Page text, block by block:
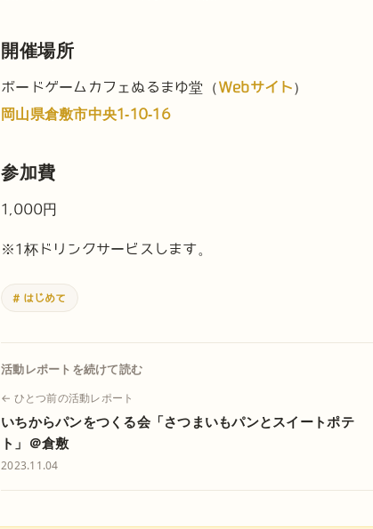
開催場所
ボードゲームカフェぬるまゆ堂（Webサイト）
岡山県倉敷市中央1-10-16
参加費
1,000円
※1杯ドリンクサービスします。
# はじめて
活動レポートを続けて読む
← ひとつ前の活動レポート
いちからパンをつくる会「さつまいもパンとスイートポテ
ト」＠倉敷
2023.11.04